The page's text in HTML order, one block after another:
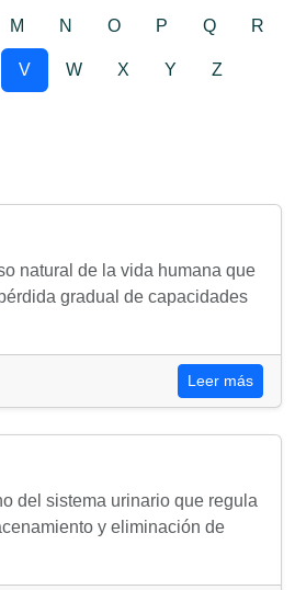
M N O P Q R
V W X Y Z
natural de la vida humana que
gradual de capacidades
Leer más
del sistema urinario que regula
y eliminación de